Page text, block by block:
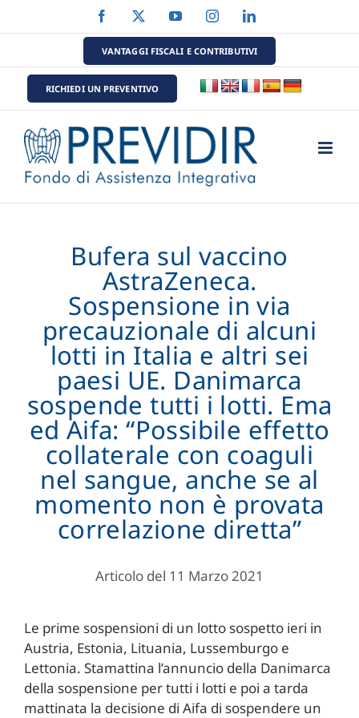
al
Facebook YouTubeInstagramLinkedIn
VANTAGGI FISCALI E CONTRIBUTIVI
RICHIEDI UN PREVENTIVO
Bufera sul vaccino
AstraZeneca.
Sospensione in via
precauzionale di alcuni
lotti in Italia e altri sei
paesi UE. Danimarca
sospende tutti i lotti. Ema
ed Aifa: “Possibile effetto
collaterale con coaguli
nel sangue, anche se al
momento non è provata
correlazione diretta”
Articolo del 11 Marzo 2021
Le prime sospensioni di un lotto sospetto ieri in
Austria, Estonia, Lituania, Lussemburgo e
Lettonia. Stamattina l’annuncio della Danimarca
della sospensione per tutti i lotti e poi a tarda
mattinata la decisione di Aifa di sospendere un